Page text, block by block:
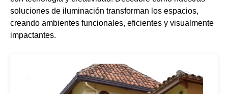
soluciones de iluminación transforman los espacios,
creando ambientes funcionales, eficientes y visualmente
impactantes.